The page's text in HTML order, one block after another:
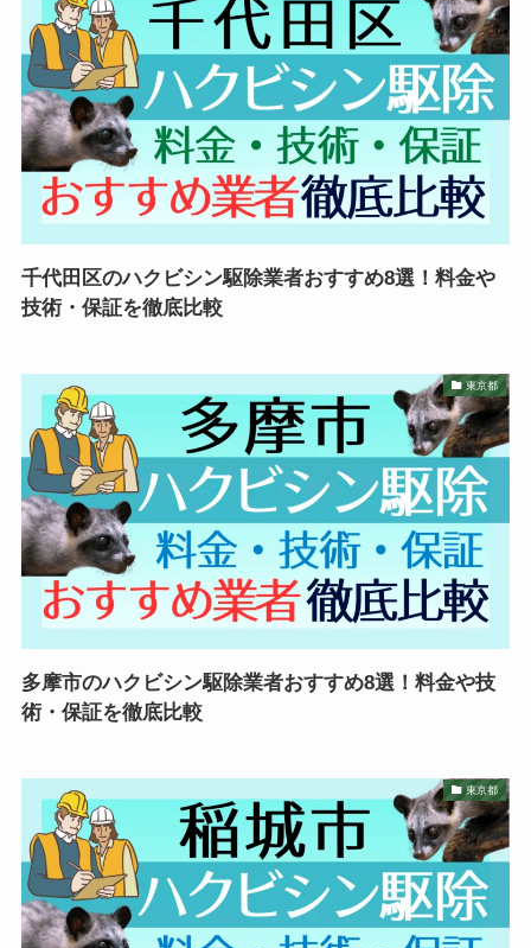
千代田区のハクビシン駆除業者おすすめ8選！料金や
技術・保証を徹底比較
東京都
多摩市のハクビシン駆除業者おすすめ8選！料金や技
術・保証を徹底比較
東京都